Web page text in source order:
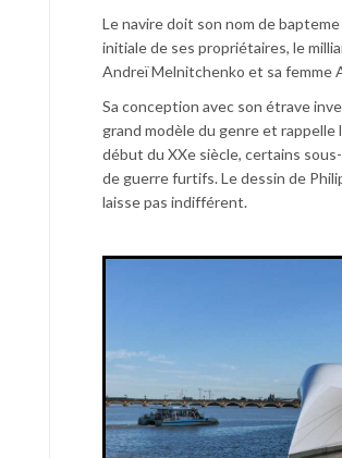
Le navire doit son nom de bapteme
initiale de ses propriétaires, le
Andreï Melnitchenko et sa femme
Sa conception avec son étrave
grand modèle du genre et rappelle
début du XXe siècle, certains
de guerre furtifs. Le dessin de
laisse pas indifférent.